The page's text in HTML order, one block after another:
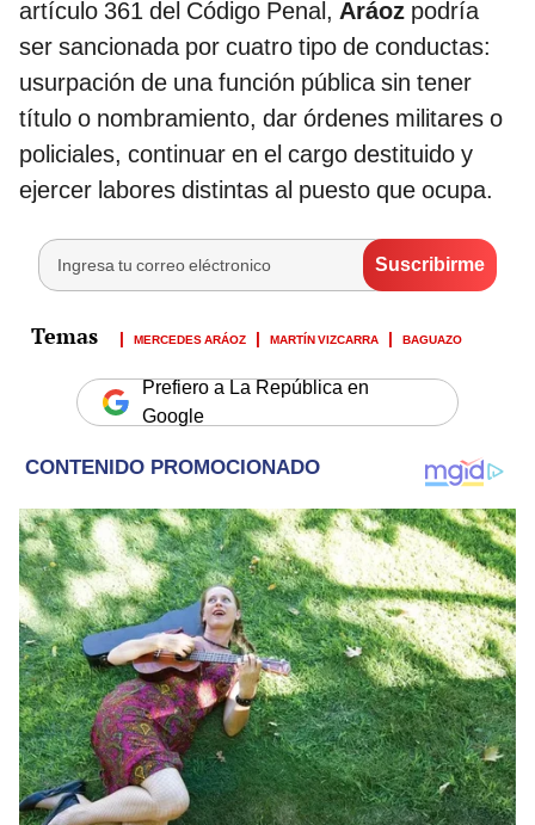
artículo 361 del Código Penal, Aráoz podría
ser sancionada por cuatro tipo de conductas:
usurpación de una función pública sin tener
título o nombramiento, dar órdenes militares o
policiales, continuar en el cargo destituido y
ejercer labores distintas al puesto que ocupa.
MERCEDES ARÁOZ MARTÍN VIZCARRA BAGUAZO
Prefiero a La República en
Google